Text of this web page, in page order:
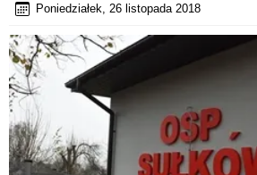
Poniedziałek, 26 listopada 2018